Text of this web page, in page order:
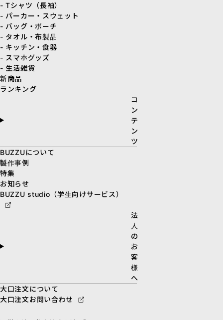
- Tシャツ（長袖）
- パーカー・スウェット
- バッグ・ポーチ
- タオル・布製品
- キッチン・食器
- スマホグッズ
- 生活雑貨
新商品
ランキング
コ
ン
テ
ン
ツ
BUZZUについて
製作事例
特集
お知らせ
BUZZU studio（学生向けサービス）
法
人
の
お
客
様
へ
大口注文について
大口注文お問い合わせ